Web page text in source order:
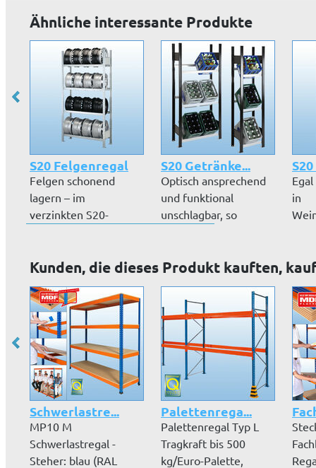
Ähnliche interessante Produkte
S20 Felgenregal
Felgen schonend
lagern – im
verzinkten S20-
S20 Getränke...
Optisch ansprechend
und funktional
unschlagbar, so
in
Kunden, die dieses Produkt kauften,
Schwerlastre...
MP10 M
Schwerlastregal -
Steher: blau (RAL
Palettenrega...
Palettenregal Typ L
Tragkraft bis 500
kg/Euro-Palette,